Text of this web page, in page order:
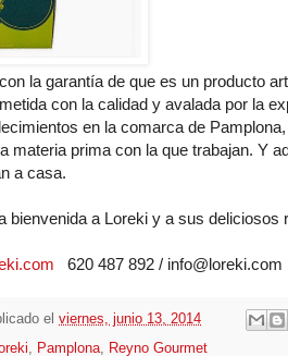
la garantía de que es un producto
con la calidad y avalada por la
en la comarca de
materia prima con la que trabajan. Y
a casa.
bienvenida a Loreki y a sus deliciosos
620 487 892 / info@loreki.com
el viernes, junio 13, 2014
, Pamplona, Reyno Gourmet